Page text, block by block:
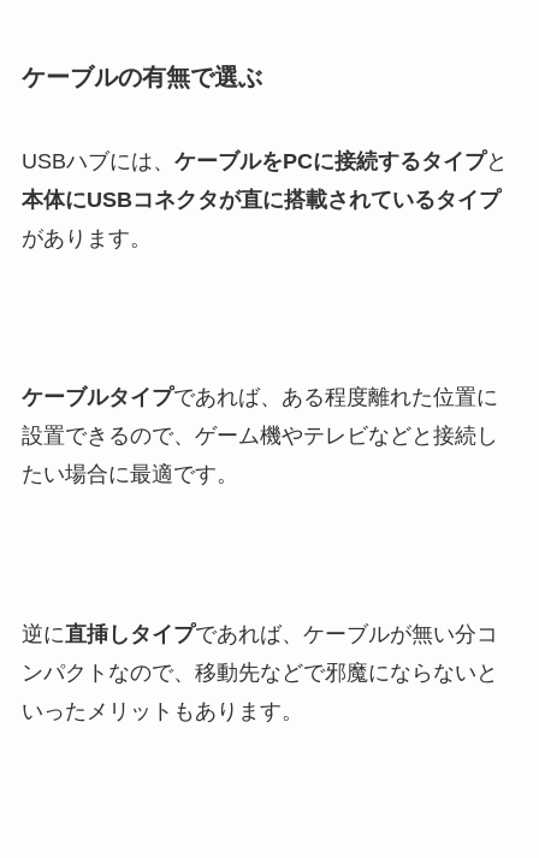
ケーブルの有無で選ぶ
USBハブには、 ケーブルをPCに接続するタイプと
本体にUSBコネクタが直に搭載されているタイプ
があります。
ケーブルタイプであれば、ある程度離れた位置に
設置できるので、ゲーム機やテレビなどと接続し
たい場合に最適です。
逆に直挿しタイプであれば、ケーブルが無い分コ
ンパクトなので、移動先などで邪魔にならないと
いったメリットもあります。